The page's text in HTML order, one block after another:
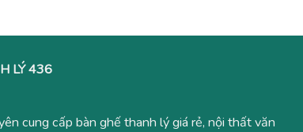
LÝ 436
cung cấp bàn ghế thanh lý giá rẻ, nội thất văn